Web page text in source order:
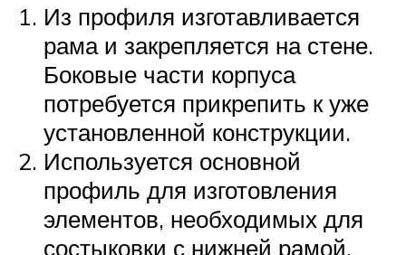
Из профиля изготавливается
рама и закрепляется на стене.
Боковые части корпуса
потребуется прикрепить к уже
установленной конструкции.
Используется основной
профиль для изготовления
элементов, необходимых для
состыковки с нижней рамой.